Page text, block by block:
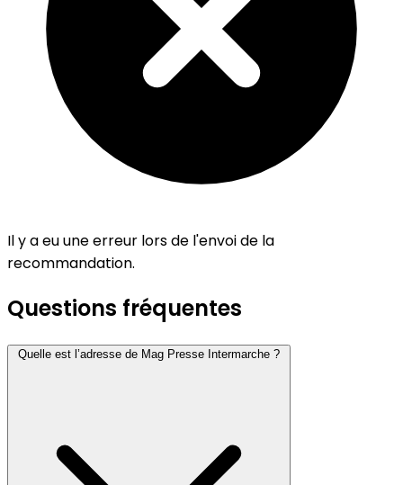
Il y a eu une erreur lors de l'envoi de la
recommandation.
Questions fréquentes
Quelle est l’adresse de Mag Presse Intermarche ?